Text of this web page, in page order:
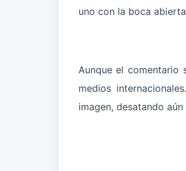
uno con la boca
Aunque el comentario
medios
imagen, desatando